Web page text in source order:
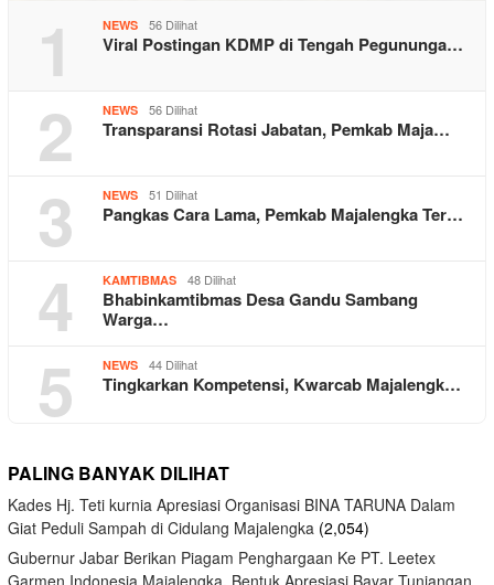
1 NEWS 56 Dilihat
Viral Postingan KDMP di Tengah Pegununga…
2 NEWS 56 Dilihat
Transparansi Rotasi Jabatan, Pemkab Maja…
3 NEWS 51 Dilihat
Pangkas Cara Lama, Pemkab Majalengka Ter…
4 KAMTIBMAS 48 Dilihat
Bhabinkamtibmas Desa Gandu Sambang
Warga…
5 NEWS 44 Dilihat
Tingkarkan Kompetensi, Kwarcab Majalengk…
PALING BANYAK DILIHAT
Kades Hj. Teti kurnia Apresiasi Organisasi BINA TARUNA Dalam
Giat Peduli Sampah di Cidulang Majalengka (2,054)
Gubernur Jabar Berikan Piagam Penghargaan Ke PT. Leetex